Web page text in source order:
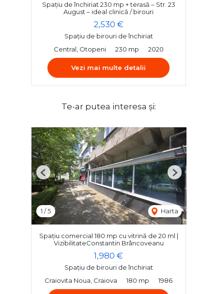
Spațiu de închiriat 230 mp + terasă – Str. 23
August – ideal clinică / birouri
2,530 €
Spațiu de birouri de închiriat
Central, Otopeni
230 mp 2020
Vezi mai multe detalii
Te-ar putea interesa și:
1 /5 Harta
Previous Next
Spațiu comercial 180 mp cu vitrină de 20 ml |
VizibilitateConstantin Brâncoveanu
1,980 €
Spațiu de birouri de închiriat
Craiovita Noua, Craiova
180 mp 1986